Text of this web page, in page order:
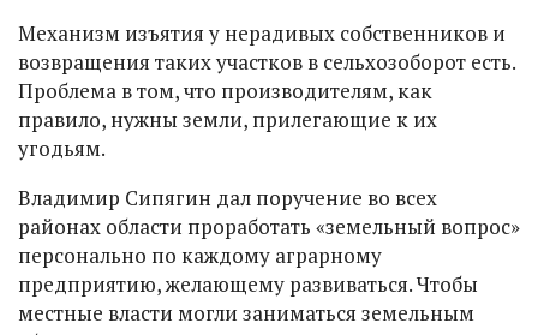
Механизм изъятия у нерадивых собственников и
возвращения таких участков в сельхозоборот есть.
Проблема в том, что производителям, как
правило, нужны земли, прилегающие к их
угодьям.
Владимир Сипягин дал поручение во всех
районах области проработать «земельный вопрос»
персонально по каждому аграрному
предприятию, желающему развиваться. Чтобы
местные власти могли заниматься земельным